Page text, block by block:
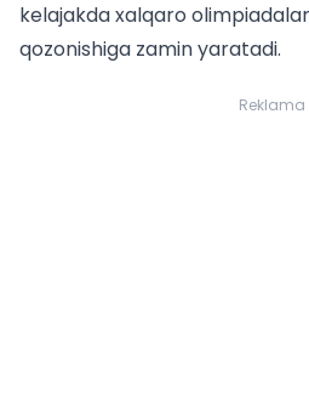
kelajakda xalqaro
qozonishiga zamin yaratadi.
Reklama